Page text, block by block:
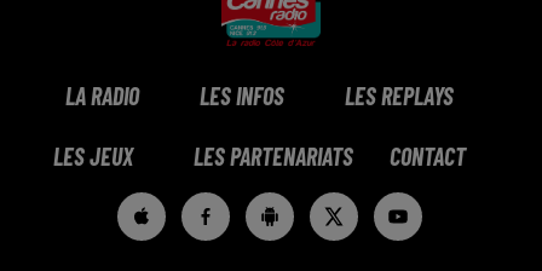
LA RADIO LES INFOS LES REPLAYS
LES JEUX LES PARTENARIATS CONTACT